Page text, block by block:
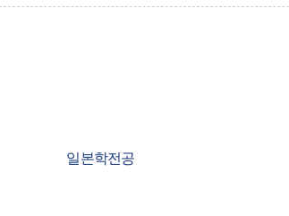
일본학전공